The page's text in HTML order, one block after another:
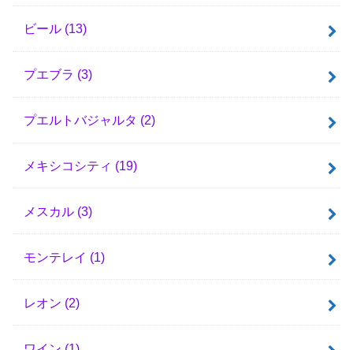
ビール (13)
プエブラ (3)
プエルトバジャルタ (2)
メキシコシティ (19)
メスカル (3)
モンテレイ (1)
レオン (2)